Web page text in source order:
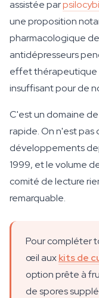
assistée par
une proposition
pharmacologique
antidépresseurs
effet thérapeutique
insuffisant pour de
C'est un domaine
rapide. On n'est pas
développements
1999, et le volume
comité de lecture
remarquable.
Pour compléter
œil auxkits de
option prête à
de spores